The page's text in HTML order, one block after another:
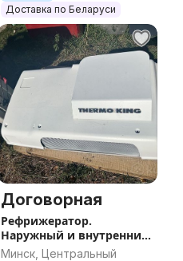
Доставка по Беларуси
Договорная
Рефрижератор.
Наружный и внутренний
блок. Доставка.
Минск, Центральный